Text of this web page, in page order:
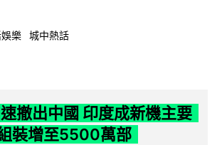
樂 城中熱話
撤出中國 印度成新機主要
裝增至5500萬部